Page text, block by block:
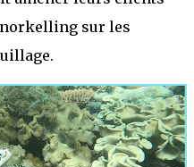
sur les